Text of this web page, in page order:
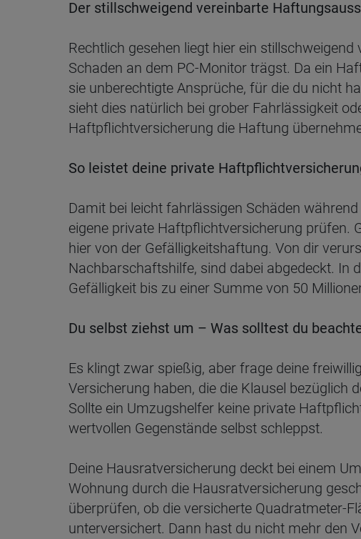
Der stillschweigend vereinbarte
Rechtlich gesehen liegt hier ein
Schaden an dem PC-Monitor trägst. Da ein
sie unberechtigte Ansprüche, für die du nicht
sieht dies natürlich bei grober Fahrlässigkeit
Haftpflichtversicherung die Haftung
So leistet deine private
Damit bei leicht fahrlässigen Schäden
eigene private Haftpflichtversicherung prüfen.
hier von der Gefälligkeitshaftung. Von dir
Nachbarschaftshilfe, sind dabei abgedeckt. In
Gefälligkeit bis zu einer Summe von 50
Du selbst ziehst um – Was solltest du
Es klingt zwar spießig, aber frage deine
Versicherung haben, die die Klausel bezüglich
Sollte ein Umzugshelfer keine private
wertvollen Gegenstände selbst schleppst.
Deine Hausratversicherung deckt bei einem
Wohnung durch die Hausratversicherung
überprüfen, ob die versicherte Quadratmeter-
unterversichert. Dann hast du nicht mehr den